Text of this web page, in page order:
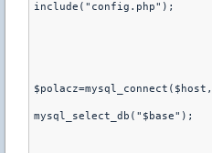
include("config.php");
mysql_select_db("$base");